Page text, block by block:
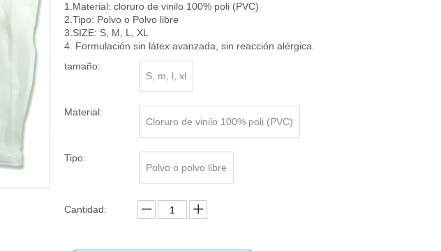
1.Material: cloruro de vinilo 100% poli (PVC)
2.Tipo: Polvo o Polvo libre
3.SIZE: S, M, L, XL
4. Formulación sin látex avanzada, sin reacción alérgica.
tamaño:
S, m, l, xl
Material:
Cloruro de vinilo 100% poli (PVC)
Tipo:
Polvo o polvo libre
Cantidad: